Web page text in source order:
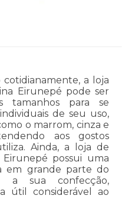
a loja
Eirunepé pode ser
tamanhos para se
de seu uso,
o marrom, cinza e
aos gostos
Ainda, a loja de
possui uma
em grande parte do
a sua confecção,
útil considerável ao